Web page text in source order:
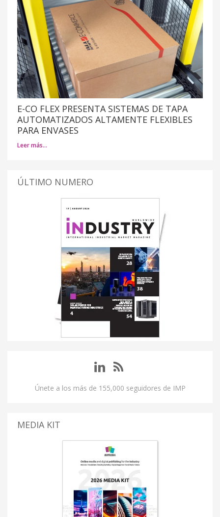
E-CO FLEX PRESENTA SISTEMAS DE TAPA
AUTOMATIZADOS ALTAMENTE FLEXIBLES
PARA ENVASES
Leer más…
ÚLTIMO NUMERO
Únete a los más de 155,000 seguidores de IMP
MEDIA KIT